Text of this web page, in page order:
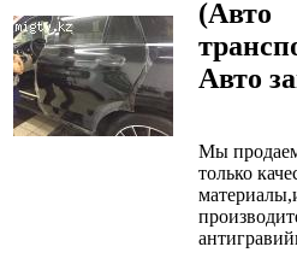
(Авто
Авто
Мы
только